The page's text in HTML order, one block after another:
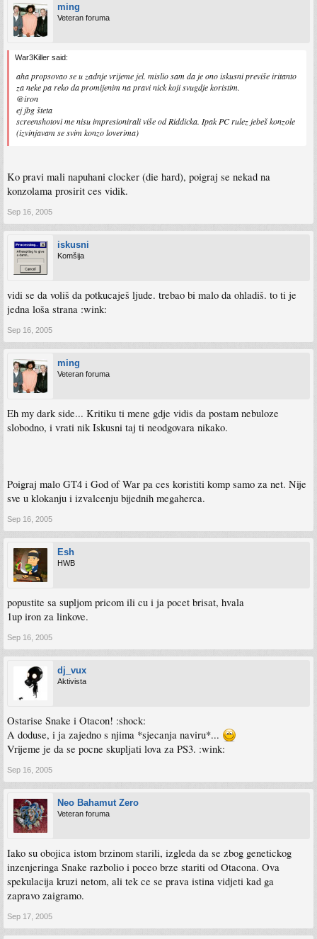
ming
Veteran foruma
War3Killer said:
aha propsovao se u zadnje vrijeme jel. mislio sam da je ono iskusni previše iritanto
za neke pa reko da promijenim na pravi nick koji svugdje koristim.
@iron
ej jbg šteta
screenshotovi me nisu impresionirali više od Riddicka. Ipak PC rulez jebeš konzole
(izvinjavam se svim konzo loverima)
Ko pravi mali napuhani clocker (die hard), poigraj se nekad na
konzolama prosirit ces vidik.
Sep 16, 2005
iskusni
Komšija
vidi se da voliš da potkucaješ ljude. trebao bi malo da ohladiš. to ti je
jedna loša strana :wink:
Sep 16, 2005
ming
Veteran foruma
Eh my dark side... Kritiku ti mene gdje vidis da postam nebuloze
slobodno, i vrati nik Iskusni taj ti neodgovara nikako.
Poigraj malo GT4 i God of War pa ces koristiti komp samo za net. Nije
sve u klokanju i izvalcenju bijednih megaherca.
Sep 16, 2005
Esh
HWB
popustite sa supljom pricom ili cu i ja pocet brisat, hvala
1up iron za linkove.
Sep 16, 2005
dj_vux
Aktivista
Ostarise Snake i Otacon! :shock:
A doduse, i ja zajedno s njima *sjecanja naviru*...
Vrijeme je da se pocne skupljati lova za PS3. :wink:
Sep 16, 2005
Neo Bahamut Zero
Veteran foruma
Iako su obojica istom brzinom starili, izgleda da se zbog genetickog
inzenjeringa Snake razbolio i poceo brze stariti od Otacona. Ova
spekulacija kruzi netom, ali tek ce se prava istina vidjeti kad ga
zapravo zaigramo.
Sep 17, 2005